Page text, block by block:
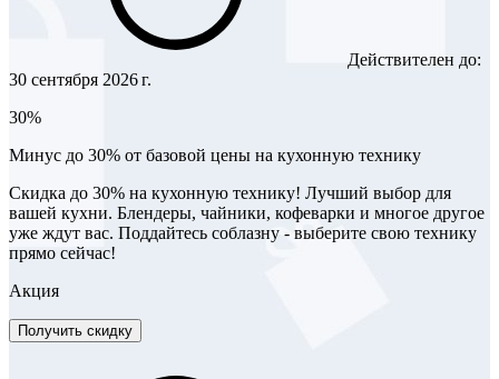
Действителен до:
30 сентября 2026 г.
30%
Минус до 30% от базовой цены на кухонную технику
Скидка до 30% на кухонную технику! Лучший выбор для
вашей кухни. Блендеры, чайники, кофеварки и многое другое
уже ждут вас. Поддайтесь соблазну - выберите свою технику
прямо сейчас!
Акция
Получить скидку